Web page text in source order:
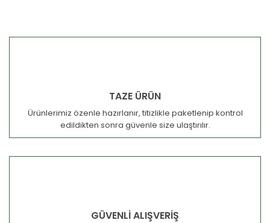
TAZE ÜRÜN
Ürünlerimiz özenle hazırlanır, titizlikle paketlenip kontrol
edildikten sonra güvenle size ulaştırılır.
GÜVENLİ ALIŞVERİŞ